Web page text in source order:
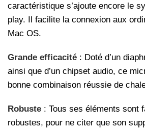
caractéristique s’ajoute encore le
play. Il facilite la connexion aux
Mac OS.
Grande efficacité : Doté d’un
ainsi que d’un chipset audio, ce
bonne combinaison réussie de
Robuste : Tous ses éléments sont
robustes, pour ne citer que son